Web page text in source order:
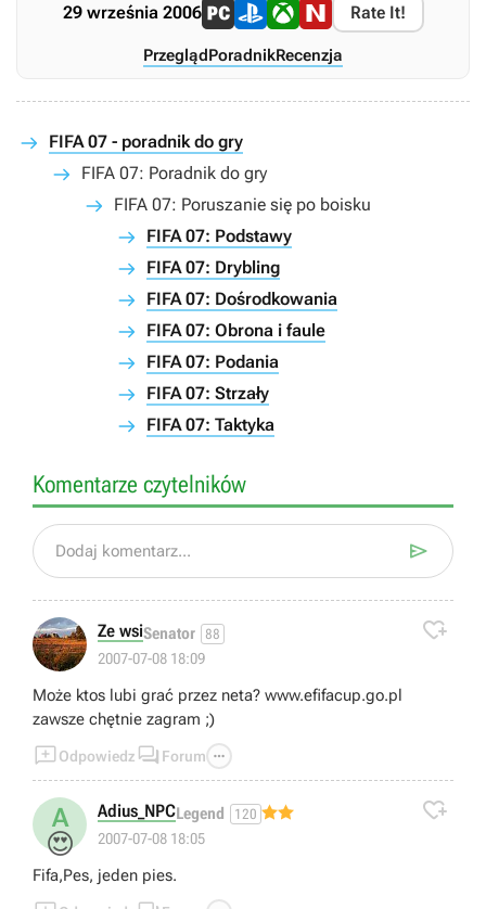
29 września 2006 Rate It!
PrzeglądPoradnikRecenzja
FIFA 07 - poradnik do gry
FIFA 07: Poradnik do gry
FIFA 07: Poruszanie się po boisku
FIFA 07: Podstawy
FIFA 07: Drybling
FIFA 07: Dośrodkowania
FIFA 07: Obrona i faule
FIFA 07: Podania
FIFA 07: Strzały
FIFA 07: Taktyka
Komentarze czytelników
Dodaj komentarz... 
Ze wsiSenator 88
2007-07-08 18:09

Może ktos lubi grać przez neta? www.efifacup.go.pl
zawsze chętnie zagram ;)
Odpowiedz  Forum 
A
😍
Adius_NPCLegend 120
2007-07-08 18:05

Fifa,Pes, jeden pies.